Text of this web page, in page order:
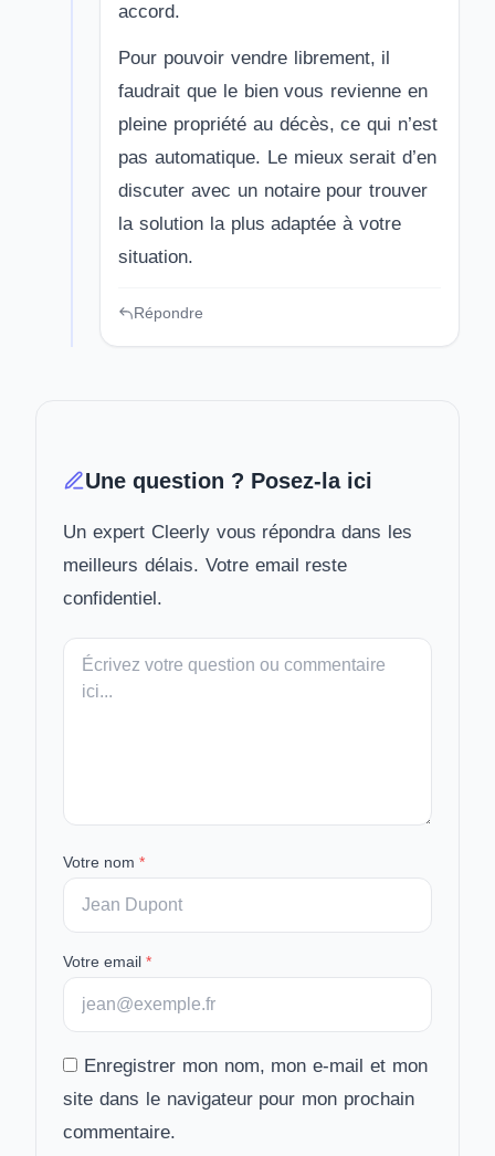
accord.
Pour pouvoir vendre librement, il
faudrait que le bien vous revienne en
pleine propriété au décès, ce qui n’est
pas automatique. Le mieux serait d’en
discuter avec un notaire pour trouver
la solution la plus adaptée à votre
situation.
Répondre
Une question ? Posez-la ici
Un expert Cleerly vous répondra dans les
meilleurs délais. Votre email reste
confidentiel.
Votre
message
Votre nom *
Votre email *
Enregistrer mon nom, mon e-mail et mon
site dans le navigateur pour mon prochain
commentaire.